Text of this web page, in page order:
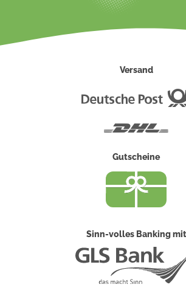
Versand
Gutscheine
Sinn-volles Banking mit